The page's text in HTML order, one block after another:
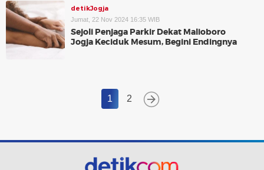
detikJogja
Jumat, 22 Nov 2024 16:35 WIB
Sejoli Penjaga Parkir Dekat Malioboro
Jogja Keciduk Mesum, Begini Endingnya
1 2